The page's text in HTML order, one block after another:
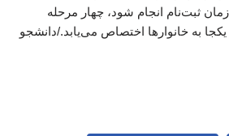
زمان ثبت‌نام انجام شود، چهار مرحله
به خانوارها اختصاص می‌یابد./دانشجو